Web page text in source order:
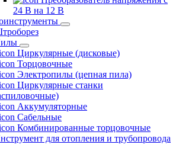
24 В на 12 В
Циркулярные (дисковые)
Торцовочные
Электропилы (цепная пила)
Циркулярные станки
Аккумуляторные
Сабельные
Комбинированные торцовочные
для отопления и трубопровода